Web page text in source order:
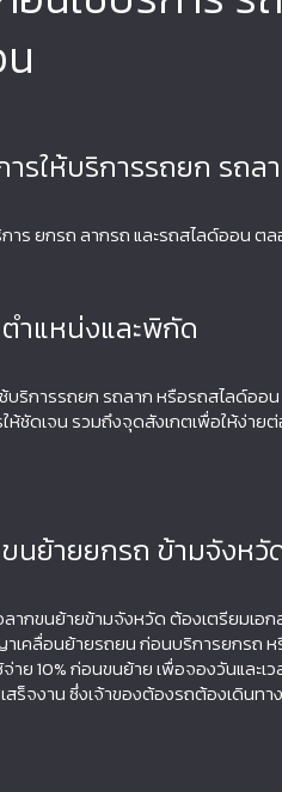
ารให้บริการรถยก รถล
าร ยกรถ ลากรถ และรถสไลด์ออน ตล
ำแหน่งและพิกัด
บริการรถยก รถลาก หรือรถสไลด์ออ
ห้ชัดเจน รวมถึงจุดสังเกตเพื่อให้ง่าย
นย้ายยกรถ ข้ามจังหวั
กขนย้ายข้ามจังหวัด ต้องเตรียมเอก
เคลื่อนย้ายรถยน ก่อนบริการยกรถ
าย 10% ก่อนขนย้าย เพื่อจองวันและเ
สร็จงาน ซึ่งเจ้าของต้องรถต้องเดินท